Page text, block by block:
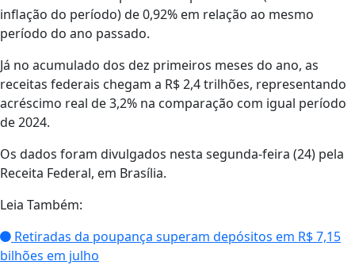
inflação do período) de 0,92% em relação ao mesmo
período do ano passado.
Já no acumulado dos dez primeiros meses do ano, as
receitas federais chegam a R$ 2,4 trilhões, representando
acréscimo real de 3,2% na comparação com igual período
de 2024.
Os dados foram divulgados nesta segunda-feira (24) pela
Receita Federal, em Brasília.
Leia Também:
Retiradas da poupança superam depósitos em R$ 7,15
bilhões em julho